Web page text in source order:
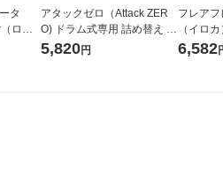
タ
ロハ
ルレ
アタックゼロ（Attack ZER
O) ドラム式専用 詰め替え メ
ガジャンボ 2300g 1セット
5,820円
フレア
（イロ
ーの香り
6,582